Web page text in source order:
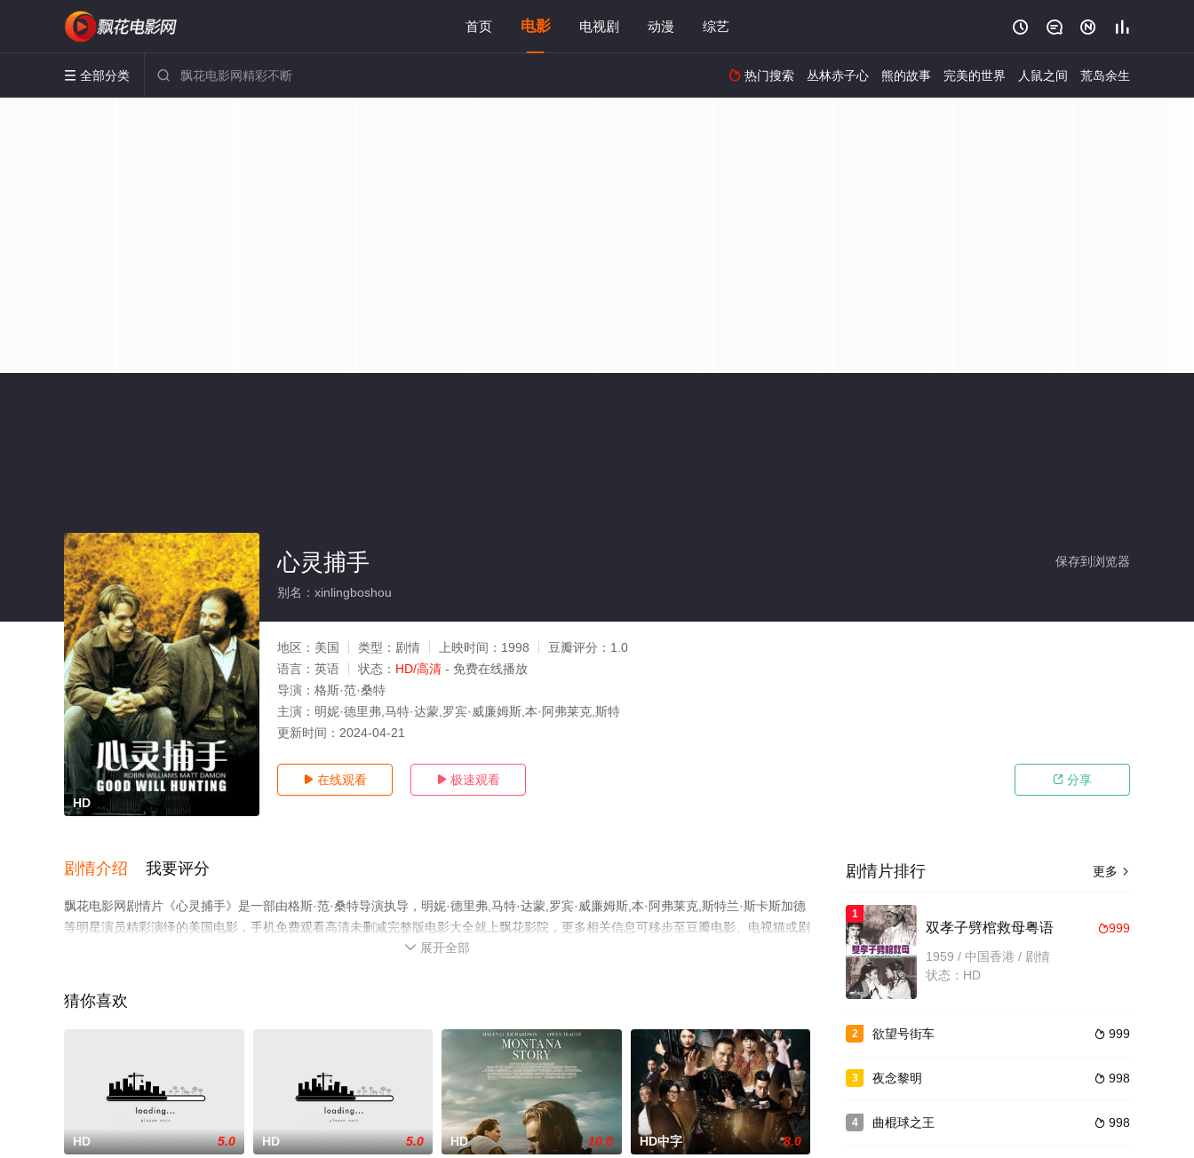
首页 电影 电视剧 动漫 综艺    
 全部分类   热门搜索 丛林赤子心 熊的故事 完美的世界 人鼠之间 荒岛余生
HD
保存到浏览器
心灵捕手
别名：xinlingboshou
地区： 美国 类型： 剧情 上映时间： 1998 豆瓣评分： 1.0
语言： 英语 状态： HD/高清 - 免费在线播放
导演： 格斯·范·桑特
主演： 明妮·德里弗,马特·达蒙,罗宾·威廉姆斯,本·阿弗莱克,斯特
更新时间： 2024-04-21
 在线观看  极速观看  分享
剧情介绍 我要评分
飘花电影网剧情片《心灵捕手》是一部由格斯·范·桑特导演执导，明妮·德里弗,马特·达蒙,罗宾·威廉姆斯,本·阿弗莱克,斯特兰·斯卡斯加德
等明星演员精彩演绎的美国电影，手机免费观看高清未删减完整版电影大全就上飘花影院，更多相关信息可移步至豆瓣电影、电视猫或剧
 展开全部
猜你喜欢
HD 5.0 HD 5.0 HD 10.0 HD中字 8.0
更多 
剧情片排行
1
999
双孝子劈棺救母粤语
1959 / 中国香港 / 剧情
状态：HD
2  999
欲望号街车
3  998
夜念黎明
4  998
曲棍球之王